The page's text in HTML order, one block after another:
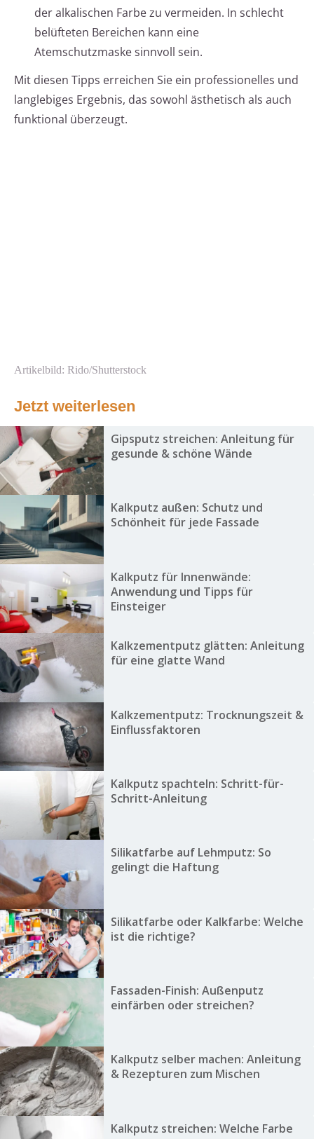
der alkalischen Farbe zu vermeiden. In schlecht
belüfteten Bereichen kann eine
Atemschutzmaske sinnvoll sein.
Mit diesen Tipps erreichen Sie ein professionelles und
langlebiges Ergebnis, das sowohl ästhetisch als auch
funktional überzeugt.
Artikelbild: Rido/Shutterstock
Jetzt weiterlesen
Gipsputz streichen: Anleitung für
gesunde & schöne Wände
Kalkputz außen: Schutz und
Schönheit für jede Fassade
Kalkputz für Innenwände:
Anwendung und Tipps für
Einsteiger
Kalkzementputz glätten: Anleitung
für eine glatte Wand
Kalkzementputz: Trocknungszeit &
Einflussfaktoren
Kalkputz spachteln: Schritt-für-
Schritt-Anleitung
Silikatfarbe auf Lehmputz: So
gelingt die Haftung
Silikatfarbe oder Kalkfarbe: Welche
ist die richtige?
Fassaden-Finish: Außenputz
einfärben oder streichen?
Kalkputz selber machen: Anleitung
& Rezepturen zum Mischen
Kalkputz streichen: Welche Farbe